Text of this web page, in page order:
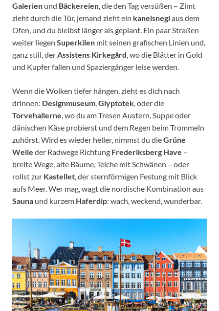
Galerien und Bäckereien , die den Tag versüßen – Zimt
zieht durch die Tür, jemand zieht ein kanelsneglaus dem
Ofen, und du bleibst länger als geplant. Ein paar Straßen
weiter liegen Superkilen mit seinen grafischen Linien und,
ganz still, der Assistens Kirkegård , wo die Blätter in Gold
und Kupfer fallen und Spaziergänger leise werden.
Wenn die Wolken tiefer hängen, zieht es dich nach
drinnen: Designmuseum Glyptotek , oder die
Torvehallerne , wo du am Tresen Austern, Suppe oder
dänischen Käse probierst und dem Regen beim Trommeln
zuhörst. Wird es wieder heller, nimmst du dieGrüne
Welle der Radwege Richtung Frederiksberg Have –
breite Wege, alte Bäume, Teiche mit Schwänen – oder
rollst zur Kastellet , der sternförmigen Festung mit Blick
aufs Meer. Wer mag, wagt die nordische Kombination aus
Sauna und kurzem Haferdip: wach, weckend, wunderbar.